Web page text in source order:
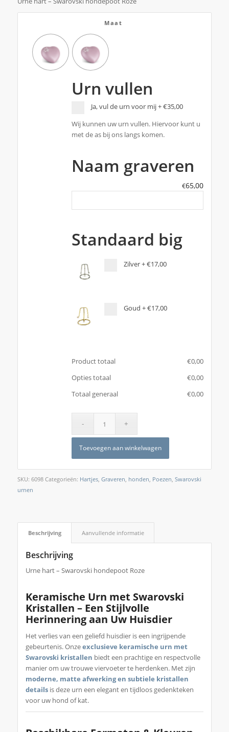
€225,00Maat
Urn vullen
Ja, vul de urn voor mij+€35,00
Wij kunnen uw urn vullen. Hiervoor kunt u
met de as bij ons langs komen.
Naam graveren
€65,00
Standaard big
Zilver+€17,00
Goud +€17,00
Product totaal €‎0,00
Opties totaal
€‎0,00
Totaal generaal
€‎0,00
Toevoegen aan winkelwagen
SKU: 6098 Categorieën: Hartjes, Graveren honden Poezen Swarovski
urnen
Beschrijving Aanvullende informatie
Beschrijving
Urne hart – Swarovski hondepoot Roze
Keramische Urn met Swarovski
Kristallen – Een Stijlvolle
Herinnering aan Uw Huisdier
Het verlies van een geliefd huisdier is een ingrijpende
gebeurtenis. Onzeexclusieve keramische urn met
Swarovski kristallen biedt een prachtige en respectvolle
manier om uw trouwe viervoeter te herdenken. Met zijn
moderne, matte afwerking en subtiele kristallen
detailsis deze urn een elegant en tijdloos gedenkteken
voor uw hond of kat.